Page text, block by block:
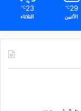
29
℃
الأثنين
23
℃
الثلاثاء